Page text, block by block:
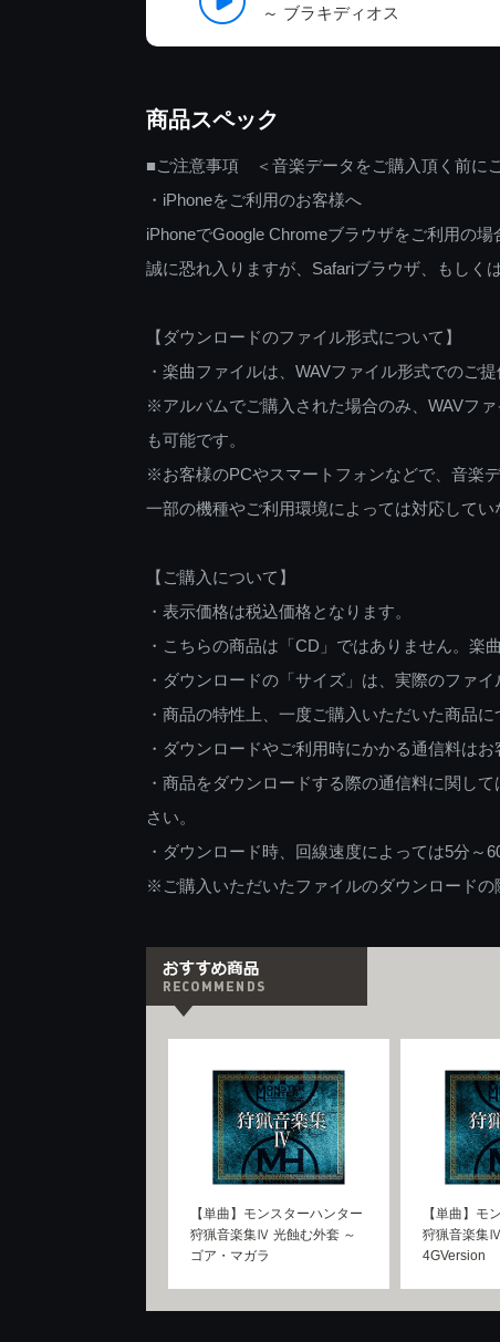
～ ブラキディオス
商品スペック
■ご注意事項 ＜音楽データをご購入頂く前に
・iPhoneをご利用のお客様へ
iPhoneでGoogle Chromeブラウザをご利用の
誠に恐れ入りますが、Safariブラウザ、もしく
【ダウンロードのファイル形式について】
・楽曲ファイルは、WAVファイル形式でのご提
※アルバムでご購入された場合のみ、WAVフ
も可能です。
※お客様のPCやスマートフォンなどで、音楽
一部の機種やご利用環境によっては対応してい
【ご購入について】
・表示価格は税込価格となります。
・こちらの商品は「CD」ではありません。楽
・ダウンロードの「サイズ」は、実際のファ
・商品の特性上、一度ご購入いただいた商品
・ダウンロードやご利用時にかかる通信料はお
・商品をダウンロードする際の通信料に関し
さい。
・ダウンロード時、回線速度によっては5分～
※ご購入いただいたファイルのダウンロードの
【単曲】モンスターハンター
狩猟音楽集Ⅳ 光蝕む外套 ～
ゴア・マガラ
【単曲】モ
狩猟音楽集
4GVersion